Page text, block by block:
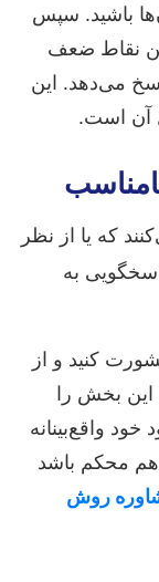
باشید. سپس
نقاط ضعف
می‌دهد. این
آن است.
که یا از نظر
به
کنید و از
این بخش را
واقع‌بینانه
هم محکم باشد
روش